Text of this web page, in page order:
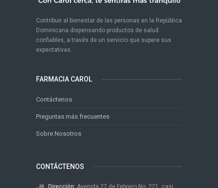
Contribuir al bienestar de las personas en la República
Dominicana dispensando productos de salud
confiables, a través de un servicio que supere sus
expectativas.
FARMACIA CAROL
Contáctenos
Preguntas más frecuentes
Sobre Nosotros
CONTÁCTENOS
Dirección: Avenida 27 de Febrero No. 221, casi